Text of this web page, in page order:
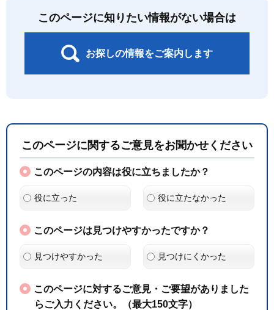
このページに知りたい情報がない場合は
お探しの情報をご案内します
このページに関するご意見をお聞かせください
このページの内容は役に立ちましたか？
役に立った 役に立たなかった
このページは見つけやすかったですか？
見つけやすかった 見つけにくかった
このページに対するご意見・ご要望がありました
らご入力ください。（最大150文字）